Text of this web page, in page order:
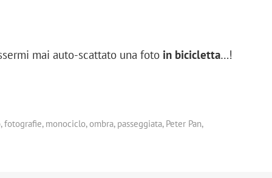
mai auto-scattato una foto in bicicletta…!
,fotografie, monociclo,ombra, passeggiata, Peter Pan,